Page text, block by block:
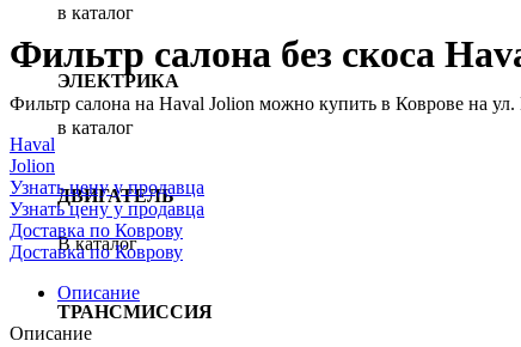
в каталог
ЭЛЕКТРИКА
в каталог
ДВИГАТЕЛЬ
В каталог
ТРАНСМИССИЯ
Нажмите, чтобы увеличить
Фильтр салона без скоса
Фильтр салона на Haval Jolion можно купить в Коврове на
Haval
Jolion
Узнать цену у продавца
Узнать цену у продавца
Доставка по Коврову
Доставка по Коврову
Описание
Описание